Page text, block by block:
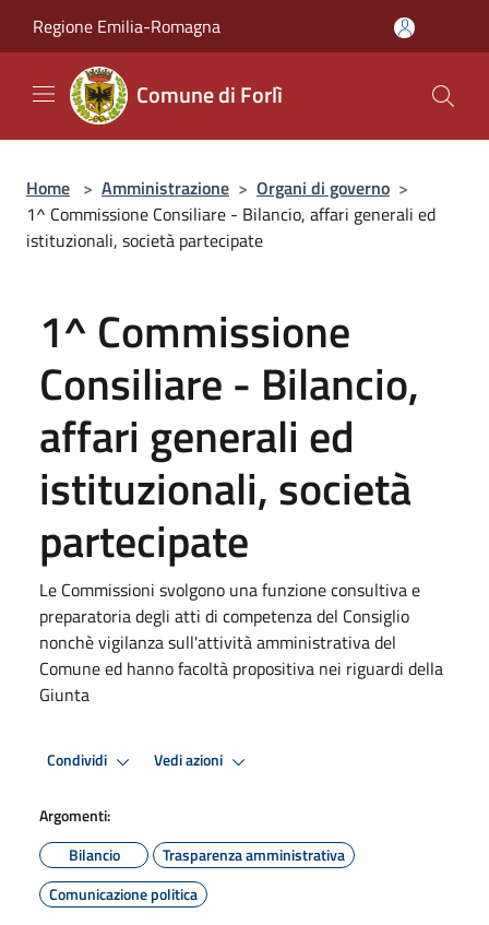
Regione Emilia-Romagna
Comune di Forlì
Home > Amministrazione > Organi di governo >
1^ Commissione Consiliare - Bilancio, affari generali ed
istituzionali, società partecipate
1^ Commissione
Consiliare - Bilancio,
affari generali ed
istituzionali, società
partecipate
Le Commissioni svolgono una funzione consultiva e
preparatoria degli atti di competenza del Consiglio
nonchè vigilanza sull'attività amministrativa del
Comune ed hanno facoltà propositiva nei riguardi della
Giunta
Condividi Vedi azioni
Argomenti:
Bilancio
Trasparenza amministrativa
Comunicazione politica